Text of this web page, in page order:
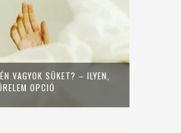
VAGYOK SÜKET? – ILYEN,
OPCIÓ